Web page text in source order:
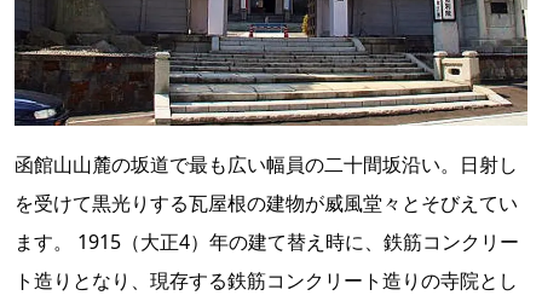
函館山山麓の坂道で最も広い幅員の二十間坂沿い。日射し
を受けて黒光りする瓦屋根の建物が威風堂々とそびえてい
ます。 1915（大正4）年の建て替え時に、鉄筋コンクリー
ト造りとなり、現存する鉄筋コンクリート造りの寺院とし